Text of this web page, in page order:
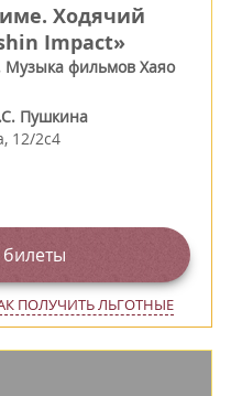
Ходячий
Impact»
фильмов Хаяо
Пушкина
12/2c4
ПОЛУЧИТЬ ЛЬГОТНЫЕ